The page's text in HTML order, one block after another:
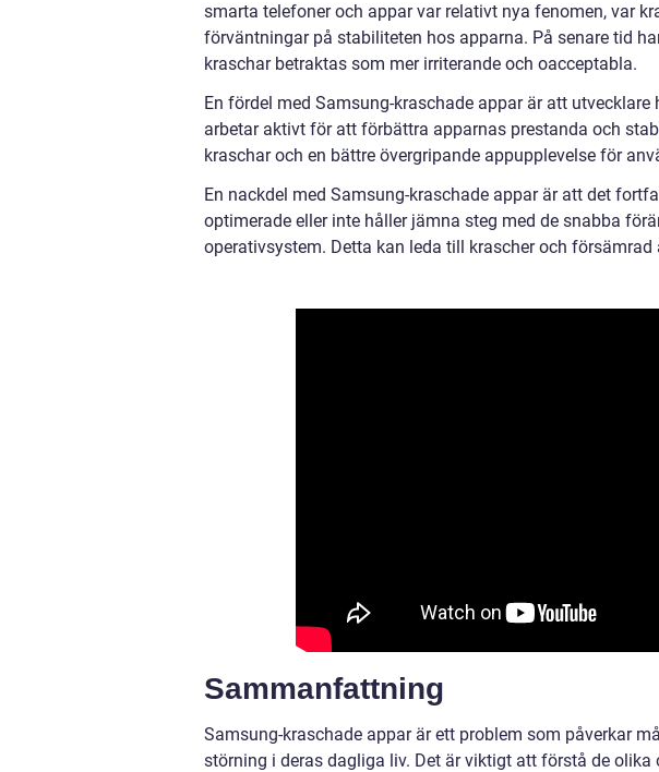
smarta telefoner och appar var relativt nya fenomen, var
förväntningar på stabiliteten hos apparna. På senare tid
kraschar betraktas som mer irriterande och oacceptabla.
En fördel med Samsung-kraschade appar är att
arbetar aktivt för att förbättra apparnas prestanda och
kraschar och en bättre övergripande appupplevelse för
En nackdel med Samsung-kraschade appar är att det
optimerade eller inte håller jämna steg med de snabba
operativsystem. Detta kan leda till krascher och försämrad
Sammanfattning
Samsung-kraschade appar är ett problem som påverkar
störning i deras dagliga liv. Det är viktigt att förstå de